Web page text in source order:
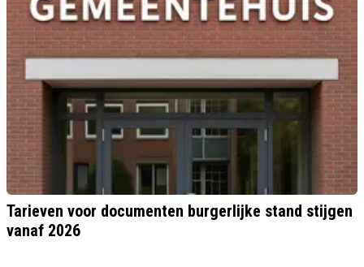
Tarieven voor documenten burgerlijke stand stijgen
vanaf 2026